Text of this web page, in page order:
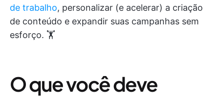
de trabalho, personalizar (e acelerar) a criação
de conteúdo e expandir suas campanhas sem
esforço. 🏋️
O que você deve